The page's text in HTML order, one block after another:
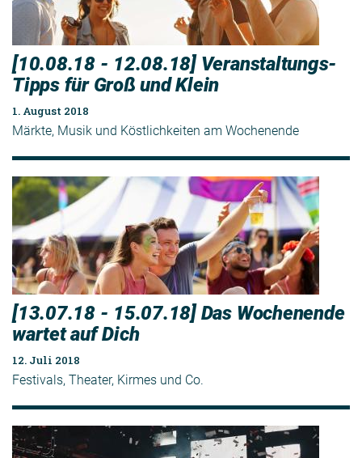
[10.08.18 - 12.08.18] Veranstaltungs-
Tipps für Groß und Klein
1. August 2018
Märkte, Musik und Köstlichkeiten am Wochenende
[13.07.18 - 15.07.18] Das Wochenende
wartet auf Dich
12. Juli 2018
Festivals, Theater, Kirmes und Co.